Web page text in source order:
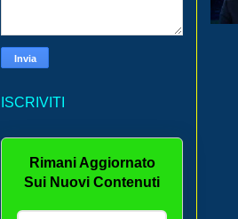
ISCRIVITI
Rimani Aggiornato
Sui Nuovi Contenuti